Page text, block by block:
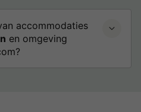
accommodaties
en omgeving